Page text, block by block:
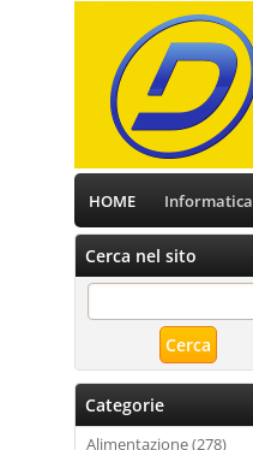
HOME Informatica
Cerca nel sito
Categorie
Alimentazione (278)